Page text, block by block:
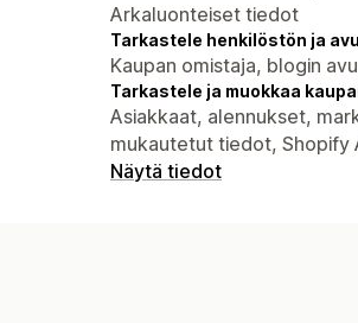
Arkaluonteiset tiedot
Tarkastele henkilöstön ja
Kaupan omistaja, blogin
Tarkastele ja muokkaa
Asiakkaat, alennukset,
mukautetut tiedot, Shopify
Näytä tiedot